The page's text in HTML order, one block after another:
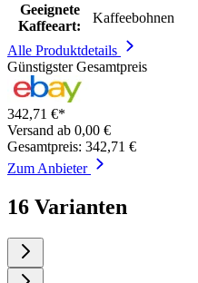
Geeignete
Kaffeeart:
Kaffeebohnen
Alle Produktdetails
Günstigster Gesamtpreis
342,71 €*
Versand ab 0,00 €
Gesamtpreis: 342,71 €
Zum Anbieter
16 Varianten